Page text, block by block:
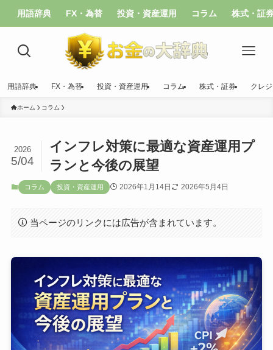
用語辞典 FX・為替 投資・資産運用 コラム 株式・証
用語辞典 FX・為替 投資・資産運用 コラム 株式・証券 クレ
ホーム コラム
インフレ対策に最適な資産運用プ
ランと今後の展望
2026
5/04
コラム 投資・資産運用 2026年1月14日 2026年5月4日
当ページのリンクには広告が含まれています。